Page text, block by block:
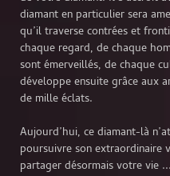
diamant en particulier sera
qu’il traverse contrées et
chaque regard, de chaque
sont émerveillés, de chaque
développe ensuite grâce aux
de mille éclats.
Aujourd’hui, ce diamant-là
poursuivre son extraordinaire
partager désormais votre vie ...